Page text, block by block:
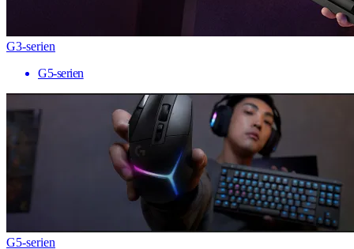
G3-serien
G5-serien
G5-serien